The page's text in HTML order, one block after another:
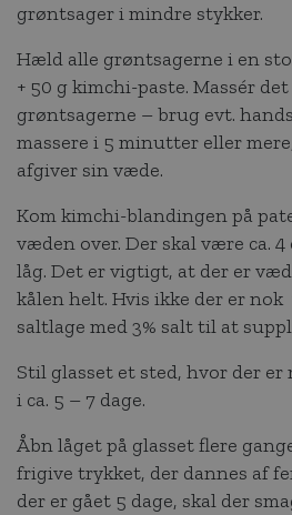
grøntsager i mindre stykker.
Hæld alle grøntsagerne i en
+ 50 g kimchi-paste. Massér
grøntsagerne – brug evt.
massere i 5 minutter eller
afgiver sin væde.
Kom kimchi-blandingen på
væden over. Der skal være ca.
låg. Det er vigtigt, at der er
kålen helt. Hvis ikke der er
saltlage med 3% salt til at
Stil glasset et sted, hvor der er
i ca. 5 – 7 dage.
Åbn låget på glasset flere
frigive trykket, der dannes af
der er gået 5 dage, skal der